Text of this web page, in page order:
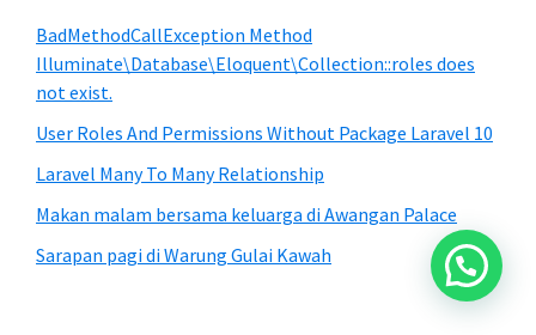
BadMethodCallException Method
Illuminate\Database\Eloquent\Collection::roles does
not exist.
User Roles And Permissions Without Package Laravel 10
Laravel Many To Many Relationship
Makan malam bersama keluarga di Awangan Palace
Sarapan pagi di Warung Gulai Kawah